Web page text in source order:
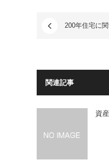
200年住宅に
関連記事
資